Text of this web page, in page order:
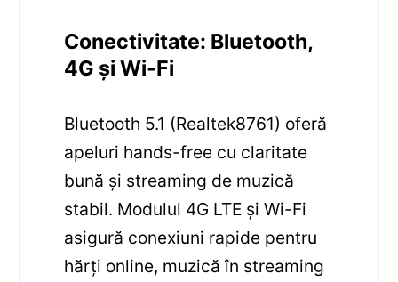
Conectivitate: Bluetooth,
4G și Wi-Fi
Bluetooth 5.1 (Realtek8761) oferă
apeluri hands-free cu claritate
bună și streaming de muzică
stabil. Modulul 4G LTE și Wi-Fi
asigură conexiuni rapide pentru
hărți online, muzică în streaming